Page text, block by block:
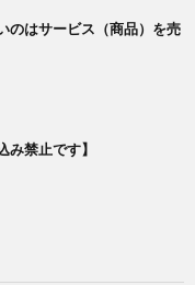
のはサービス（商品）を売
み禁止です】